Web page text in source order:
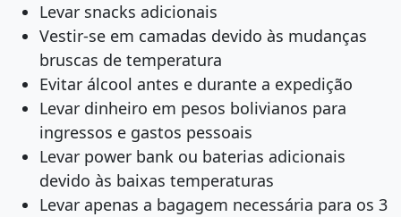
Levar snacks adicionais
Vestir-se em camadas devido às mudanças
bruscas de temperatura
Evitar álcool antes e durante a expedição
Levar dinheiro em pesos bolivianos para
ingressos e gastos pessoais
Levar power bank ou baterias adicionais
devido às baixas temperaturas
Levar apenas a bagagem necessária para os 3